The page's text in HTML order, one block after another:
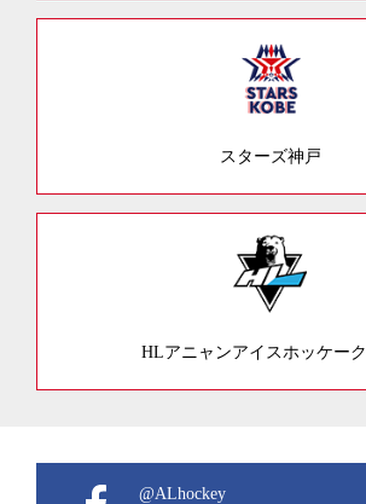
スターズ神戸
HLアニャンアイスホッケー
@ALhockey